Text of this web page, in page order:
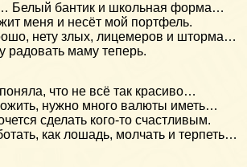
Белый бантик и школьная форма…
меня и несёт мой портфель.
нету злых, лицемеров и шторма…
радовать маму теперь.
что не всё так красиво…
нужно много валюты иметь…
сделать кого-то счастливым.
как лошадь, молчать и терпеть…